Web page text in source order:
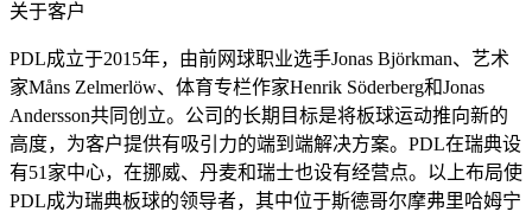
关于客户
PDL成立于2015年，由前网球职业选手Jonas Björkman、艺术
家Måns Zelmerlöw、体育专栏作家Henrik Söderberg和Jonas
Andersson共同创立。公司的长期目标是将板球运动推向新的
高度，为客户提供有吸引力的端到端解决方案。PDL在瑞典设
有51家中心，在挪威、丹麦和瑞士也设有经营点。以上布局使
PDL成为瑞典板球的领导者，其中位于斯德哥尔摩弗里哈姆宁